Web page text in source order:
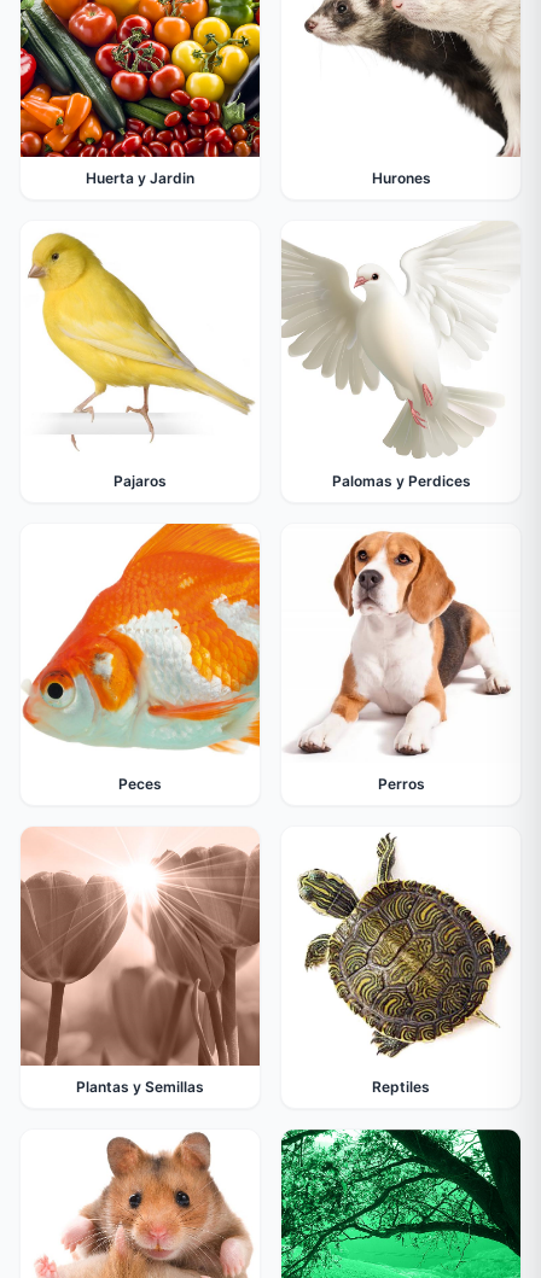
Huerta y Jardin Hurones
Pajaros Palomas y Perdices
Peces Perros
Plantas y Semillas Reptiles